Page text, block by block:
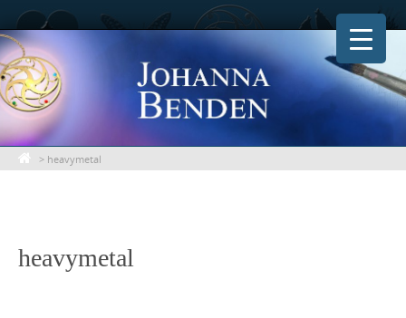
Skip
to
content
> heavymetal
heavymetal